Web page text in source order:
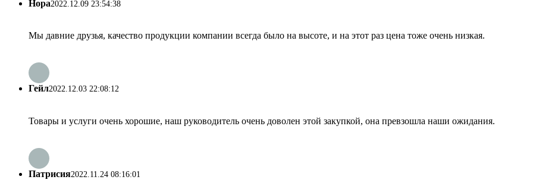
Нора2022.12.09 23:54:38
Мы давние друзья, качество продукции компании всегда было на высоте, и на этот раз цена тоже очень низкая.
Гейл2022.12.03 22:08:12
Товары и услуги очень хорошие, наш руководитель очень доволен этой закупкой, она превзошла наши ожидания.
Патрисия2022.11.24 08:16:01